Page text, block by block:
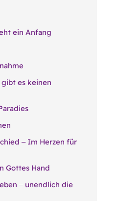
ein Anfang
es keinen
‒ Im Herzen für
Gottes Hand
‒ unendlich die